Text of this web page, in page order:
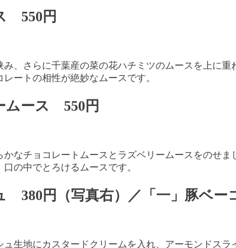
550 円
、さらに千葉産の菜の花ハチミツのムースを上に
ートの相性が絶妙なムースです。
ムース 550 円
なチョコレートムースとラズベリームースをのせ
の中でとろけるムースです。
380 円（写真右）／「一」豚ベ
生地にカスタードクリームを入れ、アーモンドス